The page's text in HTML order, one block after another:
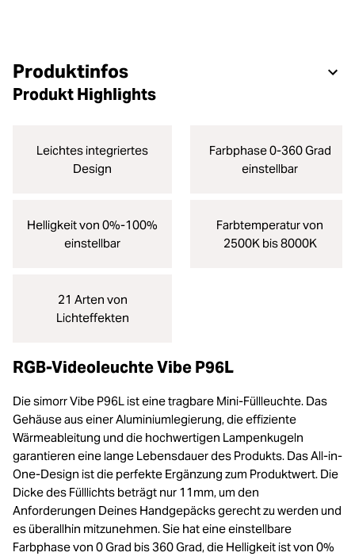
Produktinfos
Produkt Highlights
Leichtes integriertes
Design
Farbphase 0-360 Grad
einstellbar
Helligkeit von 0%-100%
einstellbar
Farbtemperatur von
2500K bis 8000K
21 Arten von
Lichteffekten
RGB-Videoleuchte Vibe P96L
Die simorr Vibe P96L ist eine tragbare Mini-Füllleuchte. Das
Gehäuse aus einer Aluminiumlegierung, die effiziente
Wärmeableitung und die hochwertigen Lampenkugeln
garantieren eine lange Lebensdauer des Produkts. Das All-in-
One-Design ist die perfekte Ergänzung zum Produktwert. Die
Dicke des Fülllichts beträgt nur 11mm, um den
Anforderungen Deines Handgepäcks gerecht zu werden und
es überallhin mitzunehmen. Sie hat eine einstellbare
Farbphase von 0 Grad bis 360 Grad, die Helligkeit ist von 0%